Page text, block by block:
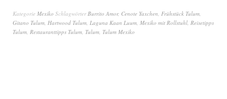
Kategorie Mexiko SchlagwörterBurrito Amor, Cenote Yaxchen, Frühstück Tulum,
Gitano Tulum, Hartwood Tulum, Laguna Kaan Luum, Mexiko mit Rollstuhl, Reisetipps
Tulum, Restauranttipps Tulum, Tulum, Tulum Mexiko